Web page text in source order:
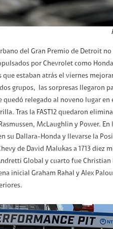
del Gran Premio de Detroit
por Chevrolet como
estaban atrás el viernes
grupos, las sorpresas llegaron
quedó relegado al noveno lugar
Tras la FAST12 quedaron
McLaughlin y Power. En
su Dallara-Honda y llevarse la
de David Malukas a 1713 diez
Global y cuarto fue
inicial Graham Rahal y Alex